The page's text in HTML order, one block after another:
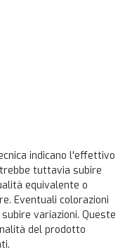
indicano l'effettivo
tuttavia subire
equivalente o
Eventuali colorazioni
variazioni. Queste
del prodotto